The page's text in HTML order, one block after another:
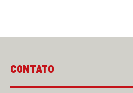
CONTATO